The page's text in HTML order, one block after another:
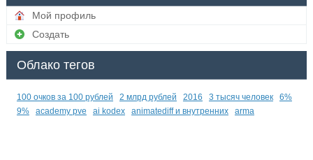
Мой профиль
Создать
Облако тегов
100 очков за 100 рублей 2 млрд рублей 2016 3 тысяч человек
6%
9%
academy pve ai kodex animatediff и внутренних arma